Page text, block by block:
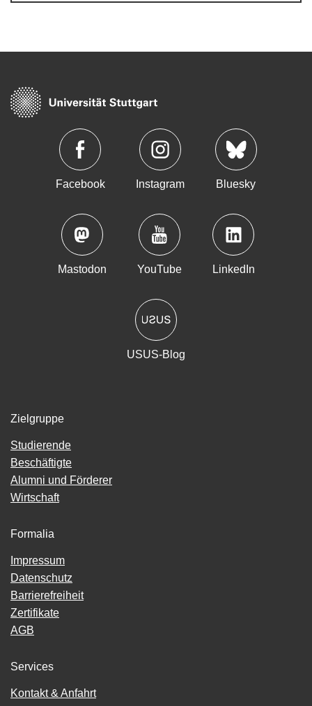
Facebook Instagram Bluesky
Mastodon YouTube LinkedIn
USUS-Blog
Zielgruppe
Studierende
Beschäftigte
Alumni und Förderer
Wirtschaft
Formalia
Impressum
Datenschutz
Barrierefreiheit
Zertifikate
AGB
Services
Kontakt & Anfahrt